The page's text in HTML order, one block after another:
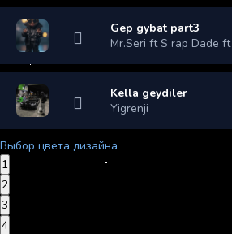
Gep gybat part3
Mr.Seri ft S rap Dade ft
Kella geydiler
Yigrenji
Выбор цвета дизайна
1
2
3
4